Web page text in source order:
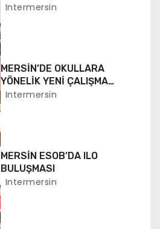
YAPILDI
Intermersin
MERSİN’DE OKULLARA
YÖNELİK YENİ ÇALIŞMA
BAŞLATILDI
Intermersin
MERSİN ESOB’DA ILO
BULUŞMASI
Intermersin